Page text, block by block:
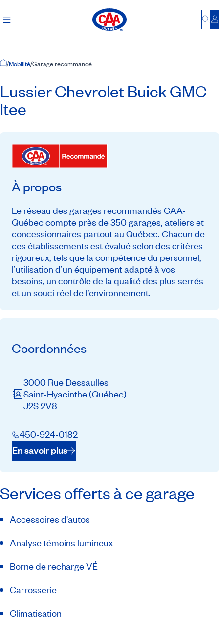
Accueil
/Mobilité/Garage recommandé
Lussier Chevrolet Buick GMC
ltee
À propos
Le réseau des garages recommandés CAA-
Québec compte près de 350 garages, ateliers et
concessionnaires partout au Québec. Chacun de
ces établissements est évalué selon des critères
rigoureux, tels que la compétence du personnel,
l’utilisation d’un équipement adapté à vos
besoins, un contrôle de la qualité des plus serrés
et un souci réel de l’environnement.
Coordonnées
3000 Rue Dessaulles
Saint-Hyacinthe(Québec)
J2S 2V8
450-924-0182
En savoir plus
Services offerts à ce garage
Accessoires d'autos
Analyse témoins lumineux
Borne de recharge VÉ
Carrosserie
Climatisation